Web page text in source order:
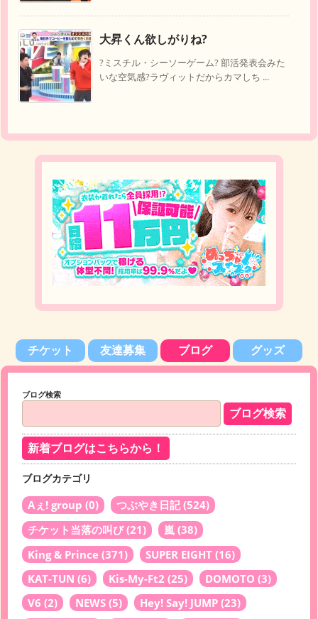
大昇くん欲しがりね?
?ミスチル・シーソーゲーム? 部活発表会みた
いな空気感?ラヴィットだからカマしち ...
チケット 友達募集 ブログ グッズ
ブログ検索
新着ブログはこちらから！
ブログカテゴリ
Aぇ! group (0) つぶやき日記(524)
チケット当落の叫び(21) 嵐 (38)
King & Prince (371) SUPER EIGHT (16)
KAT-TUN (6) Kis-My-Ft2 (25) DOMOTO (3)
V6 (2) NEWS (5) Hey! Say! JUMP (23)